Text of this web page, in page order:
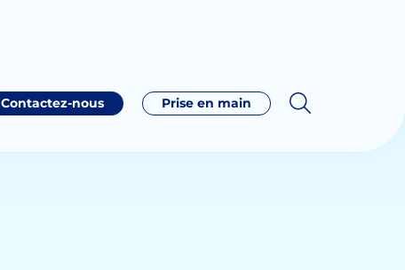
Contactez-nous Prise en main